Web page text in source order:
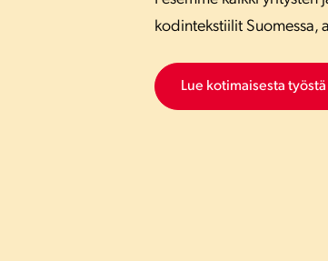
kodintekstiilit Suomessa,
Lue kotimaisesta työstä